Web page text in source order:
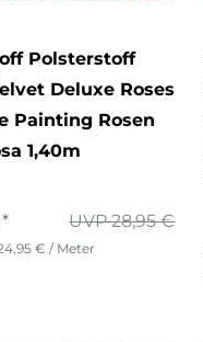
Polsterstoff
Deluxe Roses
Painting Rosen
1,40m
UVP 28,95 €
€ / Meter